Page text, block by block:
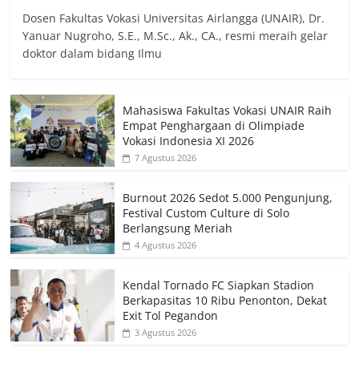
Dosen Fakultas Vokasi Universitas Airlangga (UNAIR), Dr.
Yanuar Nugroho, S.E., M.Sc., Ak., CA., resmi meraih gelar
doktor dalam bidang Ilmu
Mahasiswa Fakultas Vokasi UNAIR Raih
Empat Penghargaan di Olimpiade
Vokasi Indonesia XI 2026
7 Agustus 2026
Burnout 2026 Sedot 5.000 Pengunjung,
Festival Custom Culture di Solo
Berlangsung Meriah
4 Agustus 2026
Kendal Tornado FC Siapkan Stadion
Berkapasitas 10 Ribu Penonton, Dekat
Exit Tol Pegandon
3 Agustus 2026